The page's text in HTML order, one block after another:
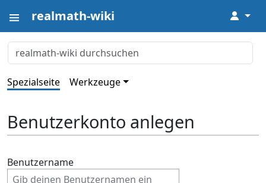
realmath-wiki ↓
Spezialseite Werkzeuge
Benutzerkonto anlegen
Benutzername